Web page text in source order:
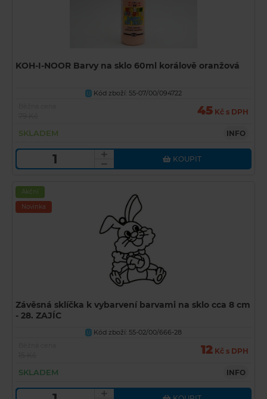
KOH-I-NOOR Barvy na sklo 60ml korálově oranžová
U
Kód zboží: 55-07/00/094722
45 Kč s DPH
SKLADEM INFO
KOUPIT
Akční
Novinka
Závěsná sklíčka k vybarvení barvami na sklo cca 8 cm
- 28. ZAJÍC
U
Kód zboží: 55-02/00/666-28
12 Kč s DPH
SKLADEM INFO